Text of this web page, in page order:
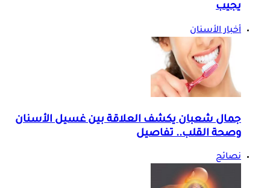
يجيب
أخبار الأسنان
جمال شعبان يكشف العلاقة بين غسيل الأسنان
وصحة القلب.. تفاصيل
نصائح